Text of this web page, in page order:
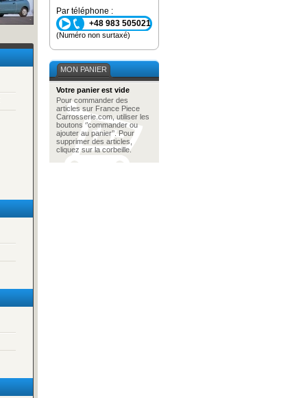
Par téléphone :
+48 983 505021
(Numéro non surtaxé)